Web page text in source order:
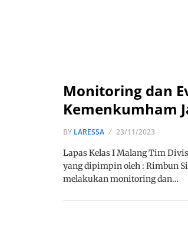
Monitoring dan
Kemenkumham
BY LARESSA 23/11/2023
Lapas Kelas I Malang Tim
yang dipimpin oleh : Rimbun
melakukan monitoring dan…